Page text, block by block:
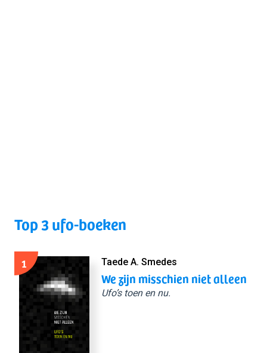
Top 3 ufo-boeken
1 Taede A. Smedes
We zijn misschien niet alleen
Ufo’s toen en nu.